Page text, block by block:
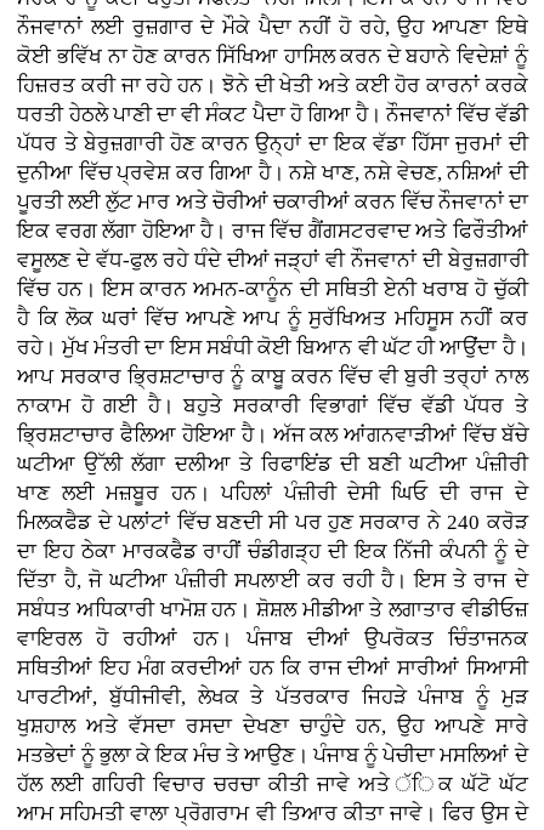
ਨੌਜਵਾਨਾਂ ਲਈ ਰੁਜ਼ਗਾਰ ਦੇ ਮੌਕੇ ਪੈਦਾ ਨਹੀਂ ਹੋ ਰਹੇ, ਉਹ ਆਪਣਾ ਇਥੇ
ਕੋਈ ਭਵਿੱਖ ਨਾ ਹੋਣ ਕਾਰਨ ਸਿੱਖਿਆ ਹਾਸਿਲ ਕਰਨ ਦੇ ਬਹਾਨੇ ਵਿਦੇਸ਼ਾਂ ਨੂੰ
ਹਿਜ਼ਰਤ ਕਰੀ ਜਾ ਰਹੇ ਹਨ। ਝੋਨੇ ਦੀ ਖੇਤੀ ਅਤੇ ਕਈ ਹੋਰ ਕਾਰਨਾਂ ਕਰਕੇ
ਧਰਤੀ ਹੇਠਲੇ ਪਾਣੀ ਦਾ ਵੀ ਸੰਕਟ ਪੈਦਾ ਹੋ ਗਿਆ ਹੈ। ਨੌਜਵਾਨਾਂ ਵਿੱਚ ਵੱਡੀ
ਪੱਧਰ ਤੇ ਬੇਰੁਜ਼ਗਾਰੀ ਹੋਣ ਕਾਰਨ ਉਨ੍ਹਾਂ ਦਾ ਇਕ ਵੱਡਾ ਹਿੱਸਾ ਜੁਰਮਾਂ ਦੀ
ਦੁਨੀਆ ਵਿੱਚ ਪ੍ਰਵੇਸ਼ ਕਰ ਗਿਆ ਹੈ। ਨਸ਼ੇ ਖਾਣ, ਨਸ਼ੇ ਵੇਚਣ, ਨਸ਼ਿਆਂ ਦੀ
ਪੂਰਤੀ ਲਈ ਲੁੱਟ ਮਾਰ ਅਤੇ ਚੋਰੀਆਂ ਚਕਾਰੀਆਂ ਕਰਨ ਵਿੱਚ ਨੌਜਵਾਨਾਂ ਦਾ
ਇਕ ਵਰਗ ਲੱਗਾ ਹੋਇਆ ਹੈ। ਰਾਜ ਵਿੱਚ ਗੈਂਗਸਟਰਵਾਦ ਅਤੇ ਫਿਰੌਤੀਆਂ
ਵਸੂਲਣ ਦੇ ਵੱਧ-ਫੁਲ ਰਹੇ ਧੰਦੇ ਦੀਆਂ ਜੜ੍ਹਾਂ ਵੀ ਨੌਜਵਾਨਾਂ ਦੀ ਬੇਰੁਜ਼ਗਾਰੀ
ਵਿੱਚ ਹਨ। ਇਸ ਕਾਰਨ ਅਮਨ-ਕਾਨੂੰਨ ਦੀ ਸਥਿਤੀ ਏਨੀ ਖਰਾਬ ਹੋ ਚੁੱਕੀ
ਹੈ ਕਿ ਲੋਕ ਘਰਾਂ ਵਿੱਚ ਆਪਣੇ ਆਪ ਨੂੰ ਸੁਰੱਖਿਅਤ ਮਹਿਸੂਸ ਨਹੀਂ ਕਰ
ਰਹੇ। ਮੁੱਖ ਮੰਤਰੀ ਦਾ ਇਸ ਸਬੰਧੀ ਕੋਈ ਬਿਆਨ ਵੀ ਘੱਟ ਹੀ ਆਉਂਦਾ ਹੈ।
ਆਪ ਸਰਕਾਰ ਭ੍ਰਿਸ਼ਟਾਚਾਰ ਨੂੰ ਕਾਬੂ ਕਰਨ ਵਿੱਚ ਵੀ ਬੁਰੀ ਤਰ੍ਹਾਂ ਨਾਲ
ਨਾਕਾਮ ਹੋ ਗਈ ਹੈ। ਬਹੁਤੇ ਸਰਕਾਰੀ ਵਿਭਾਗਾਂ ਵਿੱਚ ਵੱਡੀ ਪੱਧਰ ਤੇ
ਭ੍ਰਿਸ਼ਟਾਚਾਰ ਫੈਲਿਆ ਹੋਇਆ ਹੈ। ਅੱਜ ਕਲ ਆਂਗਨਵਾੜੀਆਂ ਵਿੱਚ ਬੱਚੇ
ਘਟੀਆ ਉੱਲੀ ਲੱਗਾ ਦਲੀਆ ਤੇ ਰਿਫਾਇਂਡ ਦੀ ਬਣੀ ਘਟੀਆ ਪੰਜ਼ੀਰੀ
ਖਾਣ ਲਈ ਮਜ਼ਬੂਰ ਹਨ। ਪਹਿਲਾਂ ਪੰਜ਼ੀਰੀ ਦੇਸੀ ਘਿਓ ਦੀ ਰਾਜ ਦੇ
ਮਿਲਕਫੈਡ ਦੇ ਪਲਾਂਟਾਂ ਵਿੱਚ ਬਣਦੀ ਸੀ ਪਰ ਹੁਣ ਸਰਕਾਰ ਨੇ 240 ਕਰੋੜ
ਦਾ ਇਹ ਠੇਕਾ ਮਾਰਕਫੈਡ ਰਾਹੀਂ ਚੰਡੀਗੜ੍ਹ ਦੀ ਇਕ ਨਿੱਜੀ ਕੰਪਨੀ ਨੂੰ ਦੇ
ਦਿੱਤਾ ਹੈ, ਜੋ ਘਟੀਆ ਪੰਜ਼ੀਰੀ ਸਪਲਾਈ ਕਰ ਰਹੀ ਹੈ। ਇਸ ਤੇ ਰਾਜ ਦੇ
ਸਬੰਧਤ ਅਧਿਕਾਰੀ ਖਾਮੋਸ਼ ਹਨ। ਸ਼ੋਸ਼ਲ ਮੀਡੀਆ ਤੇ ਲਗਾਤਾਰ ਵੀਡੀਓਜ਼
ਵਾਇਰਲ ਹੋ ਰਹੀਆਂ ਹਨ। ਪੰਜਾਬ ਦੀਆਂ ਉਪਰੋਕਤ ਚਿੰਤਾਜਨਕ
ਸਥਿਤੀਆਂ ਇਹ ਮੰਗ ਕਰਦੀਆਂ ਹਨ ਕਿ ਰਾਜ ਦੀਆਂ ਸਾਰੀਆਂ ਸਿਆਸੀ
ਪਾਰਟੀਆਂ, ਬੁੱਧੀਜੀਵੀ, ਲੇਖਕ ਤੇ ਪੱਤਰਕਾਰ ਜਿਹੜੇ ਪੰਜਾਬ ਨੂੰ ਮੁੜ
ਖੁਸ਼ਹਾਲ ਅਤੇ ਵੱਸਦਾ ਰਸਦਾ ਦੇਖਣਾ ਚਾਹੁੰਦੇ ਹਨ, ਉਹ ਆਪਣੇ ਸਾਰੇ
ਮਤਭੇਦਾਂ ਨੂੰ ਭੁਲਾ ਕੇ ਇਕ ਮੰਚ ਤੇ ਆਉਣ। ਪੰਜਾਬ ਨੂੰ ਪੇਚੀਦਾ ਮਸਲਿਆਂ ਦੇ
ਹੱਲ ਲਈ ਗਹਿਰੀ ਵਿਚਾਰ ਚਰਚਾ ਕੀਤੀ ਜਾਵੇ ਅਤੇ ੱਿਕ ਘੱਟੋ ਘੱਟ
ਆਮ ਸਹਿਮਤੀ ਵਾਲਾ ਪ੍ਰੋਗਰਾਮ ਵੀ ਤਿਆਰ ਕੀਤਾ ਜਾਵੇ। ਫਿਰ ਉਸ ਦੇ